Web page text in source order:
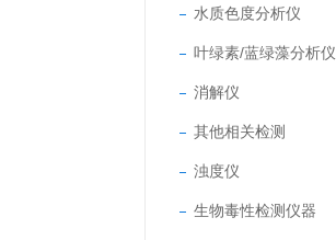
水质色度分析仪
叶绿素/蓝绿藻分析仪
消解仪
其他相关检测
浊度仪
生物毒性检测仪器